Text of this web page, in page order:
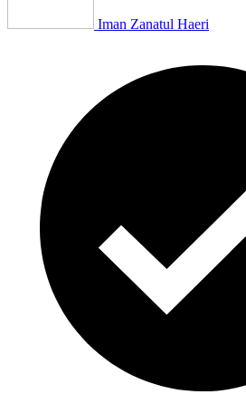
Iman Zanatul Haeri